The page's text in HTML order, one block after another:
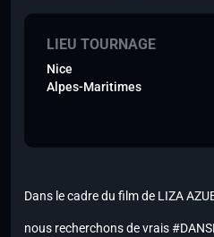
LIEU TOURNAGE
Nice
Alpes-Maritimes
Dans le cadre du film de LIZA
nous recherchons de vrais